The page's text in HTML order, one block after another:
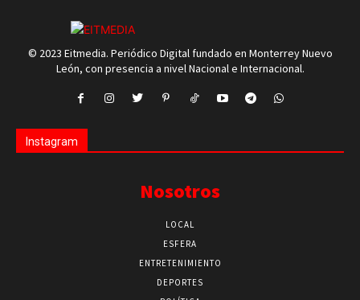
© 2023 Eitmedia. Periódico Digital fundado en Monterrey Nuevo
León, con presencia a nivel Nacional e Internacional.
Instagram
Nosotros
LOCAL
ESFERA
ENTRETENIMIENTO
DEPORTES